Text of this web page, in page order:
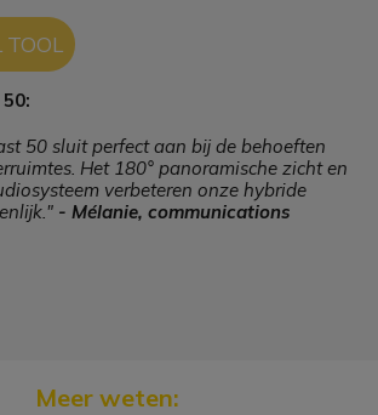
50 sluit perfect aan bij de behoeften
Het 180° panoramische zicht en
verbeteren onze hybride
- Mélanie, communications
Meer weten: